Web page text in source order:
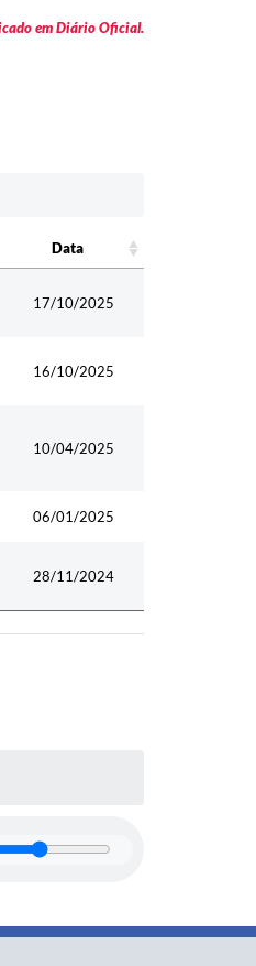
em Diário Oficial.
Data
17/10/2025
16/10/2025
10/04/2025
06/01/2025
28/11/2024